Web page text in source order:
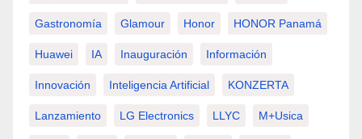
Gastronomía Glamour Honor HONOR Panamá
Huawei IA Inauguración Información
Innovación Inteligencia Artificial KONZERTA
Lanzamiento LG Electronics LLYC M+usica